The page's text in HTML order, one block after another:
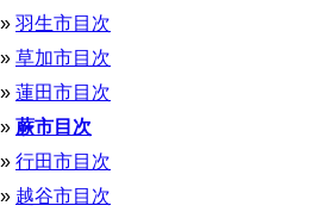
羽生市目次
草加市目次
蓮田市目次
蕨市目次
行田市目次
越谷市目次